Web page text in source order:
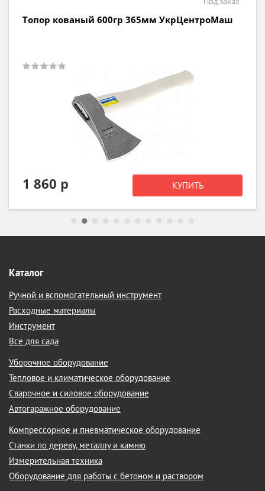
Топор кованый 600гр 365мм УкрЦентроМаш
1 860 р КУПИТЬ
Каталог
Ручной и вспомогательный инструмент
Расходные материалы
Инструмент
Все для сада
Уборочное оборудование
Тепловое и климатическое оборудование
Сварочное и силовое оборудование
Автогаражное оборудование
Компрессорное и пневматическое оборудование
Станки по дереву, металлу и камню
Измерительная техника
Оборудование для работы с бетоном и раствором